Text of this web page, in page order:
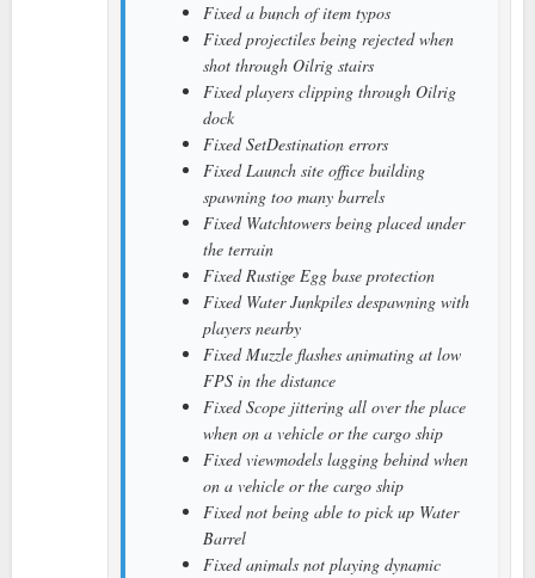
Fixed a bunch of item typos
Fixed projectiles being rejected when
shot through Oilrig stairs
Fixed players clipping through Oilrig
dock
Fixed SetDestination errors
Fixed Launch site office building
spawning too many barrels
Fixed Watchtowers being placed under
the terrain
Fixed Rustige Egg base protection
Fixed Water Junkpiles despawning with
players nearby
Fixed Muzzle flashes animating at low
FPS in the distance
Fixed Scope jittering all over the place
when on a vehicle or the cargo ship
Fixed viewmodels lagging behind when
on a vehicle or the cargo ship
Fixed not being able to pick up Water
Barrel
Fixed animals not playing dynamic